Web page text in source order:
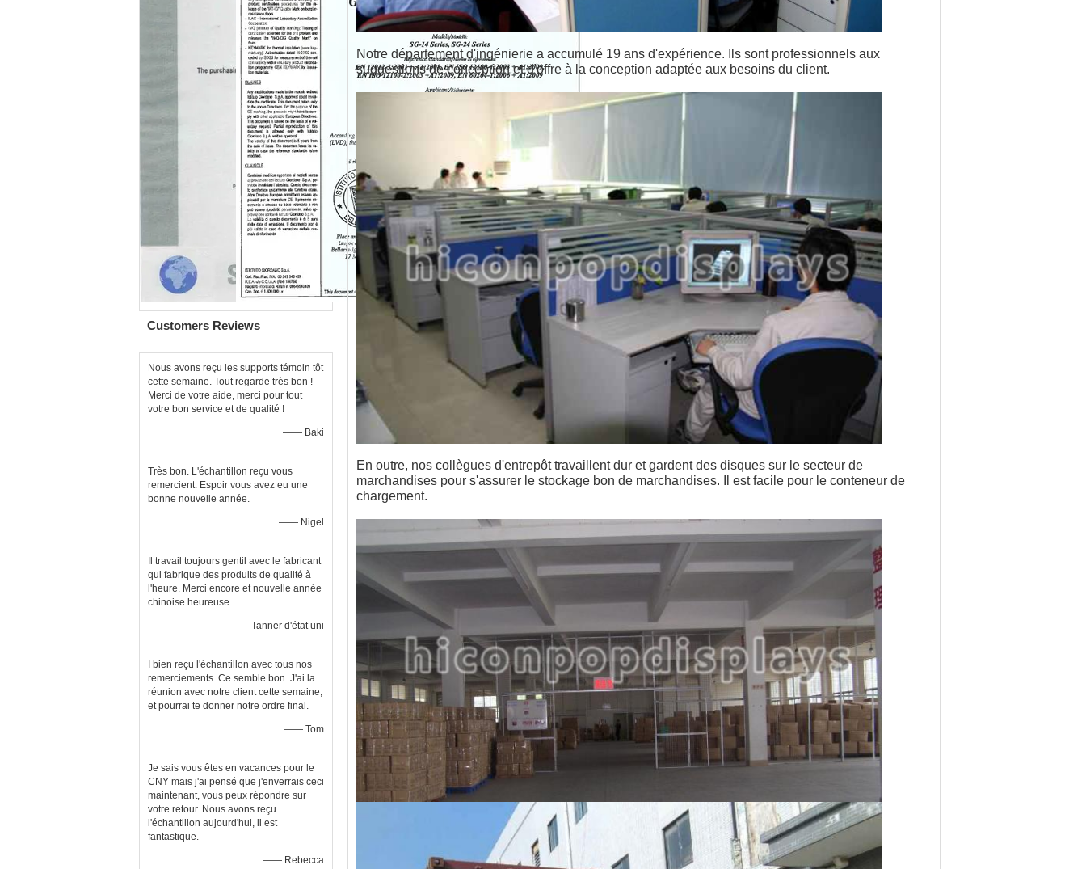
Customers Reviews
Nous avons reçu les supports témoin tôt
cette semaine. Tout regarde très bon !
Merci de votre aide, merci pour tout
votre bon service et de qualité !
—— Baki
Très bon. L'échantillon reçu vous
remercient. Espoir vous avez eu une
bonne nouvelle année.
—— Nigel
Il travail toujours gentil avec le fabricant
qui fabrique des produits de qualité à
l'heure. Merci encore et nouvelle année
chinoise heureuse.
—— Tanner d'état uni
I bien reçu l'échantillon avec tous nos
remerciements. Ce semble bon. J'ai la
réunion avec notre client cette semaine,
et pourrai te donner notre ordre final.
—— Tom
Je sais vous êtes en vacances pour le
CNY mais j'ai pensé que j'enverrais ceci
maintenant, vous peux répondre sur
votre retour. Nous avons reçu
l'échantillon aujourd'hui, il est
fantastique.
—— Rebecca
Notre département d'ingénierie a accumulé 19 ans d'expérience. Ils sont professionnels aux
suggestions de conception et d'offre à la conception adaptée aux besoins du client.
En outre, nos collègues d'entrepôt travaillent dur et gardent des disques sur le secteur de
marchandises pour s'assurer le stockage bon de marchandises. Il est facile pour le conteneur de
chargement.